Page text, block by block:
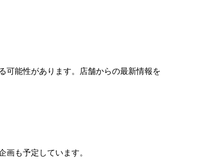
可能性があります。店舗からの最新情報を
も予定しています。